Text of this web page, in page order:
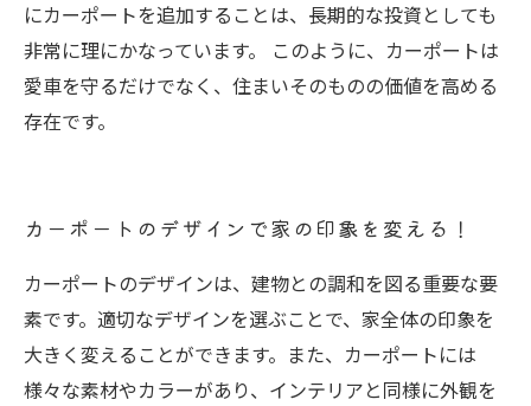
にカーポートを追加することは、長期的な投資としても
非常に理にかなっています。 このように、カーポートは
愛車を守るだけでなく、住まいそのものの価値を高める
存在です。
カーポートのデザインで家の印象を変える！
カーポートのデザインは、建物との調和を図る重要な要
素です。適切なデザインを選ぶことで、家全体の印象を
大きく変えることができます。また、カーポートには
様々な素材やカラーがあり、インテリアと同様に外観を